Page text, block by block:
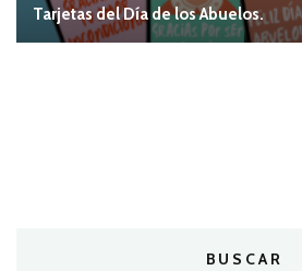
Tarjetas del Día de los Abuelos.
BUSCAR